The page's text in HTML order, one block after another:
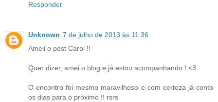
Responder
Unknown 7 de julho de 2013 às 11:36
Ameii o post Carol !!
Quer dizer, amei o blog e já estou acompanhando ! <3
O encontro foi mesmo maravilhoso e com certeza já conto
os dias para o próximo !! rsrs